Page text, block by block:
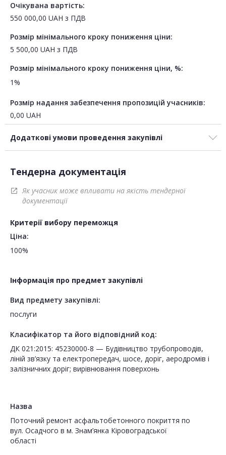
Очікувана вартість:
550 000,00 UAH з ПДВ
Розмір мінімального кроку пониження ціни:
5 500,00 UAH з ПДВ
Розмір мінімального кроку пониження ціни, %:
1%
Розмір надання забезпечення пропозицій учасників:
0,00 UAH
Додаткові умови проведення закупівлі
Тендерна документація
open_in_new
Як учасник може впливати на якість тендерної
документації
Критерії вибору переможця
Ціна:
100%
Інформація про предмет закупівлі
Вид предмету закупівлі:
послуги
Класифікатор та його відповідний код:
ДК 021:2015: 45230000-8 — Будівництво трубопроводів,
ліній зв’язку та електропередач, шосе, доріг, аеродромів і
залізничних доріг; вирівнювання поверхонь
Назва
Поточний ремонт асфальтобетонного покриття по
вул. Осадчого в м. Знам’янка Кіровоградської
області